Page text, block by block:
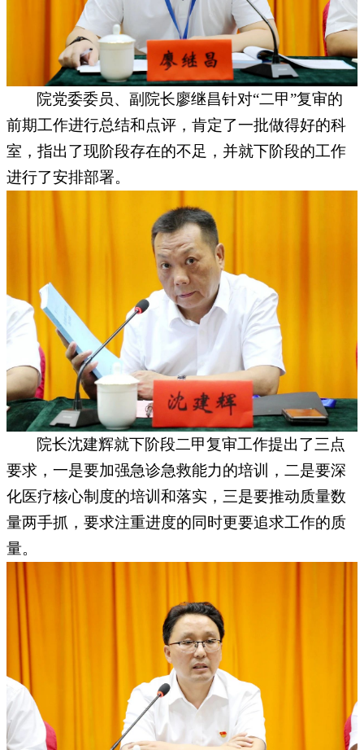
院党委委员、副院长廖继昌针对“二甲”复审的
前期工作进行总结和点评，肯定了一批做得好的科
室，指出了现阶段存在的不足，并就下阶段的工作
进行了安排部署。
院长沈建辉就下阶段二甲复审工作提出了三点
要求，一是要加强急诊急救能力的培训，二是要深
化医疗核心制度的培训和落实，三是要推动质量数
量两手抓，要求注重进度的同时更要追求工作的质
量。